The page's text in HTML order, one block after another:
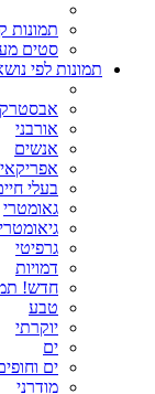
תמונות
סטים
תמונות לפי
אורבני
אנשים
בעלי
גאומטרי
גרפיטי
דמויות
חדש!
טבע
יוקרתי
ים
ים
מודרני